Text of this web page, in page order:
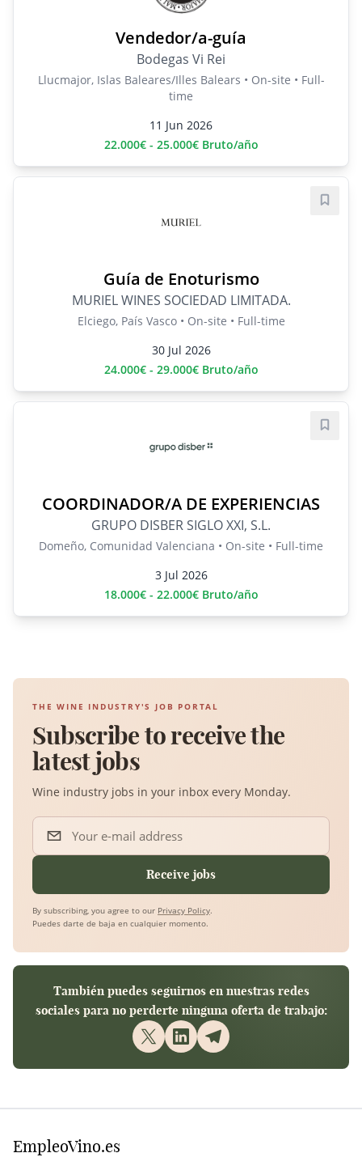
Vendedor/a-guía
Bodegas Vi Rei
Llucmajor, Islas Baleares/Illes Balears • On-site • Full-
time
11 Jun 2026
22.000€ - 25.000€ Bruto/año
Guía de Enoturismo
MURIEL WINES SOCIEDAD LIMITADA.
Elciego, País Vasco • On-site • Full-time
30 Jul 2026
24.000€ - 29.000€ Bruto/año
Save
COORDINADOR/A DE EXPERIENCIAS
GRUPO DISBER SIGLO XXI, S.L.
Domeño, Comunidad Valenciana • On-site • Full-time
3 Jul 2026
18.000€ - 22.000€ Bruto/año
Save
THE WINE INDUSTRY'S JOB PORTAL
Subscribe to receive the
latest jobs
Wine industry jobs in your inbox every Monday.
Your e-mail address
Receive jobs
By subscribing, you agree to our Privacy Policy.
Puedes darte de baja en cualquier momento.
También puedes seguirnos en nuestras redes
sociales para no perderte ninguna oferta de trabajo:
EmpleoVino.es